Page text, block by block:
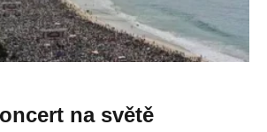
na světě